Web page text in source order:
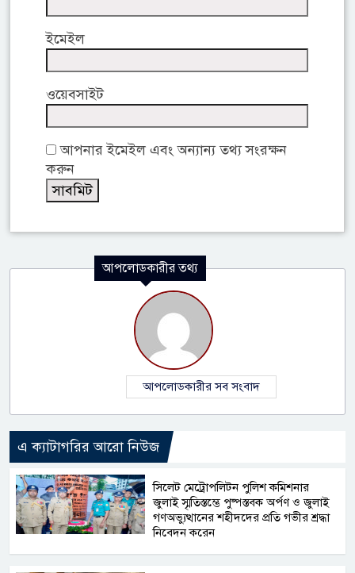
ইমেইল
ওয়েবসাইট
আপনার ইমেইল এবং অন্যান্য তথ্য সংরক্ষন
করুন
আপলোডকারীর তথ্য
আপলোডকারীর সব সংবাদ
এ ক্যাটাগরির আরো নিউজ
সিলেট মেট্রোপলিটন পুলিশ কমিশনার
জুলাই স্মৃতিস্তম্ভে পুষ্পস্তবক অর্পণ ও জুলাই
গণঅভ্যুত্থানের শহীদদের প্রতি গভীর শ্রদ্ধা
নিবেদন করেন